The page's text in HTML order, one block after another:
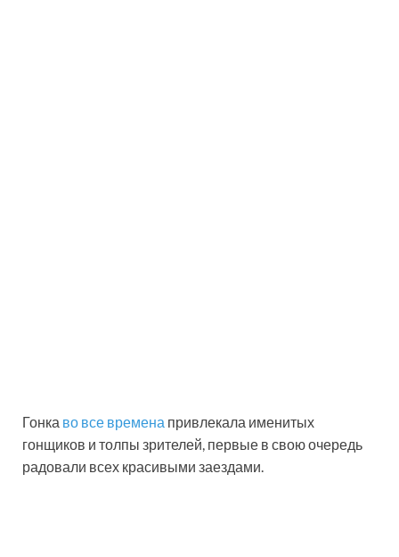
Гонка во все времена привлекала именитых
гонщиков и толпы зрителей, первые в свою очередь
радовали всех красивыми заездами.